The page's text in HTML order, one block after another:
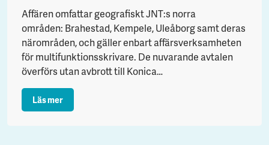
Affären omfattar geografiskt JNT:s norra
områden: Brahestad, Kempele, Uleåborg samt deras
närområden, och gäller enbart affärsverksamheten
för multifunktionsskrivare. De nuvarande avtalen
överförs utan avbrott till Konica…
Läs mer: JNT säljer sin affärsverksamhet för